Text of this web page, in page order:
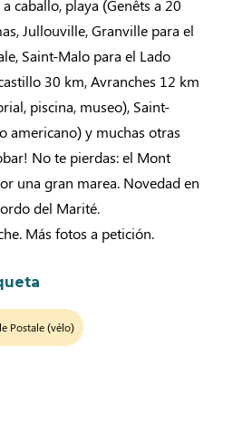
caballo, playa (Genêts a 20
Jullouville, Granville para el
Saint-Malo para el Lado
30 km, Avranches 12 km
piscina, museo), Saint-
americano) y muchas otras
No te pierdas: el Mont
una gran marea. Novedad en
del Marité.
Más fotos a petición.
Postale (vélo)